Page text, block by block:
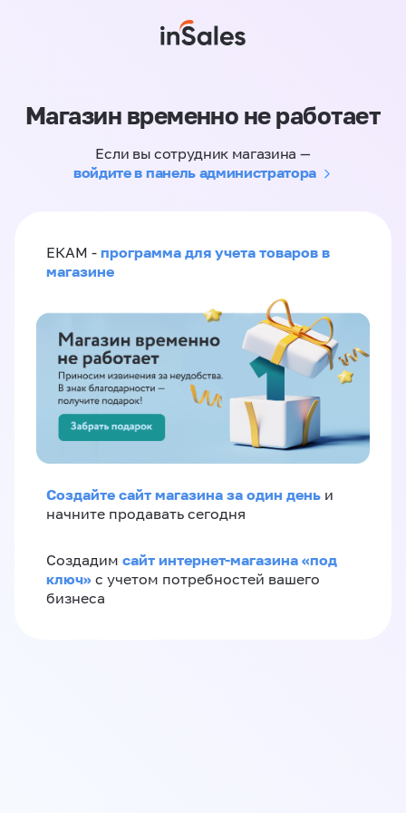
Магазин временно не работает
Если вы сотрудник магазина —
войдите в панель администратора
ЕКАМ - программа для учета товаров в
магазине
Создайте сайт магазина за один день и
начните продавать сегодня
Создадим сайт интернет-магазина «под
ключ» с учетом потребностей вашего
бизнеса